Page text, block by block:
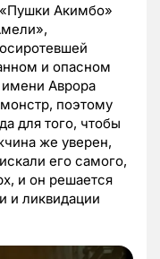
«Пушки Акимбо»
и опасном
Аврора
поэтому
для того, чтобы
же уверен,
его самого,
и он решается
и ликвидации